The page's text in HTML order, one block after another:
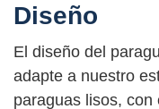
Diseño
El diseño del
adapte a nuestro
paraguas lisos,